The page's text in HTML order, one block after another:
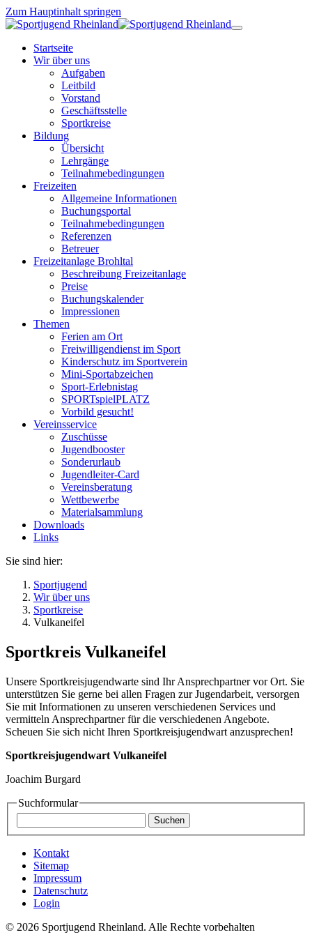
Zum Hauptinhalt springen
Startseite
Wir über uns
Aufgaben
Leitbild
Vorstand
Geschäftsstelle
Sportkreise
Bildung
Übersicht
Lehrgänge
Teilnahmebedingungen
Freizeiten
Allgemeine Informationen
Buchungsportal
Teilnahmebedingungen
Referenzen
Betreuer
Freizeitanlage Brohltal
Beschreibung Freizeitanlage
Preise
Buchungskalender
Impressionen
Themen
Ferien am Ort
Freiwilligendienst im Sport
Kinderschutz im Sportverein
Mini-Sportabzeichen
Sport-Erlebnistag
SPORTspielPLATZ
Vorbild gesucht!
Vereinsservice
Zuschüsse
Jugendbooster
Sonderurlaub
Jugendleiter-Card
Vereinsberatung
Wettbewerbe
Materialsammlung
Downloads
Links
Sie sind hier:
Sportjugend
Wir über uns
Sportkreise
Vulkaneifel
Sportkreis Vulkaneifel
Unsere Sportkreisjugendwarte sind Ihr Ansprechpartner vor Ort. Sie
unterstützen Sie gerne bei allen Fragen zur Jugendarbeit, versorgen
Sie mit Informationen zu unseren verschiedenen Services und
vermitteln Ansprechpartner für die verschiedenen Angebote.
Scheuen Sie sich nicht Ihren Sportkreisjugendwart anzusprechen!
Sportkreisjugendwart Vulkaneifel
Joachim Burgard
Suchformular
Kontakt
Sitemap
Impressum
Datenschutz
Login
© 2026 Sportjugend Rheinland. Alle Rechte vorbehalten